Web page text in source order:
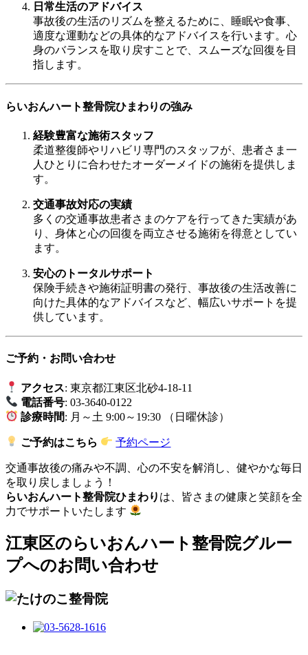
日常生活のアドバイス
事故後の生活のリズムを整えるために、睡眠や食事、
適度な運動などの具体的なアドバイスを行います。心
身のバランスを取り戻すことで、スムーズな回復を目
指します。
らいおんハート整骨院ひまわりの強み
経験豊富な施術スタッフ
柔道整復師やリハビリ専門のスタッフが、患者さま一
人ひとりに合わせたオーダーメイドの施術を提供しま
す。
交通事故対応の実績
多くの交通事故患者さまのケアを行ってきた実績があ
り、身体と心の回復を両立させる施術を得意としてい
ます。
安心のトータルサポート
保険手続きや施術証明書の発行、事故後の生活改善に
向けた具体的なアドバイスなど、幅広いサポートを提
供しています。
ご予約・お問い合わせ
アクセス: 東京都江東区北砂4-18-11
電話番号: 03-3640-0122
診療時間: 月～土 9:00～19:30 （日曜休診）
ご予約はこちら 予約ページ
交通事故後の痛みや不調、心の不安を解消し、健やかな毎日
を取り戻しましょう！
らいおんハート整骨院ひまわり は、皆さまの健康と笑顔を全
力でサポートいたします
江東区のらいおんハート整骨院グルー
プへのお問い合わせ